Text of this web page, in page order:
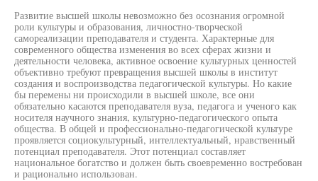
Развитие высшей школы невозможно без осознания огромной
роли культуры и образования, личностно-творческой
самореализации преподавателя и студента. Характерные для
современного общества изменения во всех сферах жизни и
деятельности человека, активное освоение культурных ценностей
объективно требуют превращения высшей школы в институт
создания и воспроизводства педагогической культуры. Но какие
бы перемены ни происходили в высшей школе, все они
обязательно касаются преподавателя вуза, педагога и ученого как
носителя научного знания, культурно-педагогического опыта
общества. В общей и профессионально-педагогической культуре
проявляется социокультурный, интеллектуальный, нравственный
потенциал преподавателя. Этот потенциал составляет
национальное богатство и должен быть своевременно востребован
и рационально использован.